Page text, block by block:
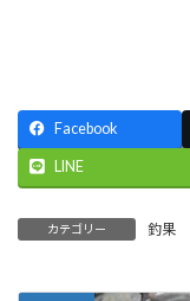
Facebook
LINE
カテゴリー 釣果